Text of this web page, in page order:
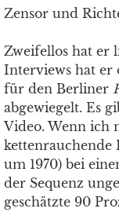
Zensor und
Zweifellos hat er
Interviews hat er
für den Berliner
abgewiegelt. Es
Video. Wenn ich
kettenrauchende
um 1970) bei
der Sequenz
geschätzte 90